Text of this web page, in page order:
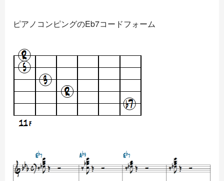
ピアノコンピングのEb7コードフォーム